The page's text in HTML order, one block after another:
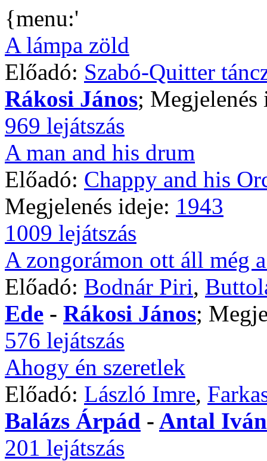
{menu:'
A lámpa zöld
Előadó: Szabó-Quitter
Rákosi János;
969 lejátszás
A man and his drum
Előadó: Chappy and his
Megjelenés ideje: 1943
1009 lejátszás
A zongorámon ott áll még
Előadó: Bodnár Piri,
Ede - Rákosi János;
576 lejátszás
Ahogy én szeretlek
Előadó: László Imre,
Balázs Árpád - Antal Iván
201 lejátszás